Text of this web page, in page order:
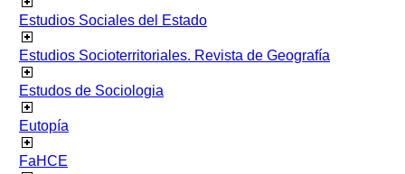
Estudios Sociales del Estado
Estudios Socioterritoriales. Revista de Geografía
Estudos de Sociologia
Eutopía
FaHCE